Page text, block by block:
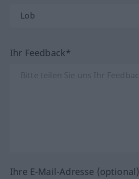
Ihr Feedback*
Ihre E-Mail-Adresse (optional)